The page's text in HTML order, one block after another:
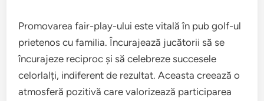
Promovarea fair-play-ului este vitală în pub golf-ul
prietenos cu familia. Încurajează jucătorii să se
încurajeze reciproc și să celebreze succesele
celorlalți, indiferent de rezultat. Aceasta creează o
atmosferă pozitivă care valorizează participarea